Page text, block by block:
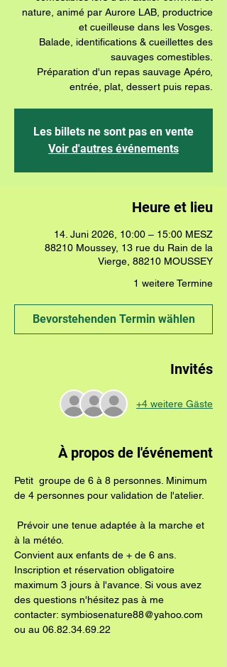
nature, animé par Aurore LAB, productrice
et cueilleuse dans les Vosges.
Balade, identifications & cueillettes des
sauvages comestibles.
Préparation d'un repas sauvage Apéro,
Les billets ne sont pas en vente
Voir d'autres événements
Heure et lieu
14. Juni 2026, 10:00 – 15:00 MESZ
88210 Moussey, 13 rue du Rain de la
Vierge, 88210 MOUSSEY
1 weitere Termine
Bevorstehenden Termin wählen
Invités
+4 weitere Gäste
À propos de l'événement
Petit  groupe de 6 à 8 personnes. Minimum
de 4 personnes pour validation de l'atelier.
à la météo.
Convient aux enfants de + de 6 ans.
Inscription et réservation obligatoire
maximum 3 jours à l'avance. Si vous avez
des questions n'hésitez pas à me
contacter: symbiosenature88@yahoo.com
ou au 06.82.34.69.22